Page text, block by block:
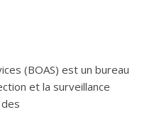
(BOAS) est un bureau
et la surveillance